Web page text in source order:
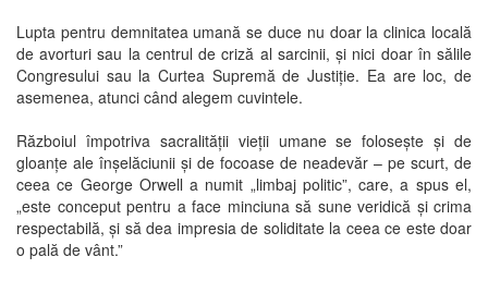
Lupta pentru demnitatea umană se duce nu doar la clinica locală
de avorturi sau la centrul de criză al sarcinii, și nici doar în sălile
Congresului sau la Curtea Supremă de Justiție. Ea are loc, de
asemenea, atunci când alegem cuvintele.
Războiul împotriva sacralității vieții umane se folosește și de
gloanțe ale înșelăciunii și de focoase de neadevăr – pe scurt, de
ceea ce George Orwell a numit „limbaj politic”, care, a spus el,
„este conceput pentru a face minciuna să sune veridică și crima
respectabilă, și să dea impresia de soliditate la ceea ce este doar
o pală de vânt.”